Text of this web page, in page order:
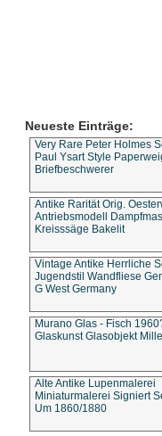
Neueste Einträge:
Very Rare Peter Holmes
Paul Ysart Style
Briefbeschwerer
Antike Rarität Orig.
Antriebsmodell
Kreisssäge Bakelit
Vintage Antike Herrliche
Jugendstil Wandfliese
G West Germany
Murano Glas - Fisch
Glaskunst Glasobjekt
Alte Antike Lupenmalerei
Miniaturmalerei Signiert
Um 1860/1880